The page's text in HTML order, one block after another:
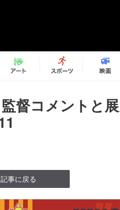
督コメントと
記事に戻る